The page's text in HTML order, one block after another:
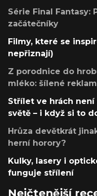
Série Final Fantasy:
začátečníky
Filmy, které se
nepřiznají)
Z porodnice do
mléko: šílené
Střílet ve hrách
světě – i když si to
Hrůza devětkrát
herní horory?
Kulky, lasery i
funguje střílení
Nejčtenější